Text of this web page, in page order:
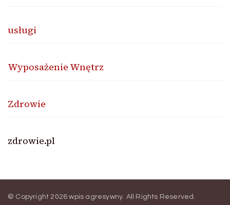
usługi
Wyposażenie Wnętrz
Zdrowie
zdrowie.pl
© Copyright 2026wpis agresywny . All Rights Reserved.